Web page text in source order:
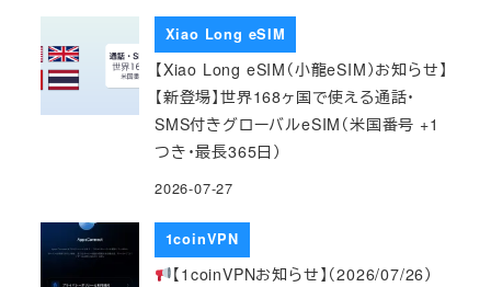
Xiao Long eSIM
【Xiao Long eSIM（小龍eSIM）お知らせ】
【新登場】世界168ヶ国で使える通話・
SMS付きグローバルeSIM（米国番号 +1
つき・最長365日）
2026-07-27
1coinVPN
【1coinVPNお知らせ】（2026/07/26）